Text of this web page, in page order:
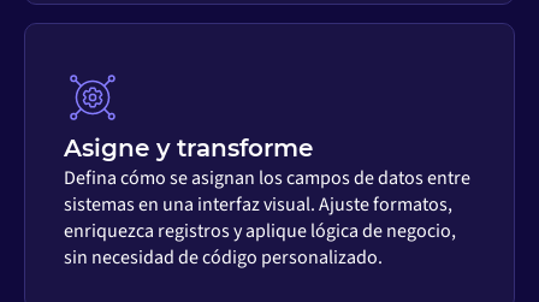
Asigne y transforme
Defina cómo se asignan los campos de datos entre
sistemas en una interfaz visual. Ajuste formatos,
enriquezca registros y aplique lógica de negocio,
sin necesidad de código personalizado.